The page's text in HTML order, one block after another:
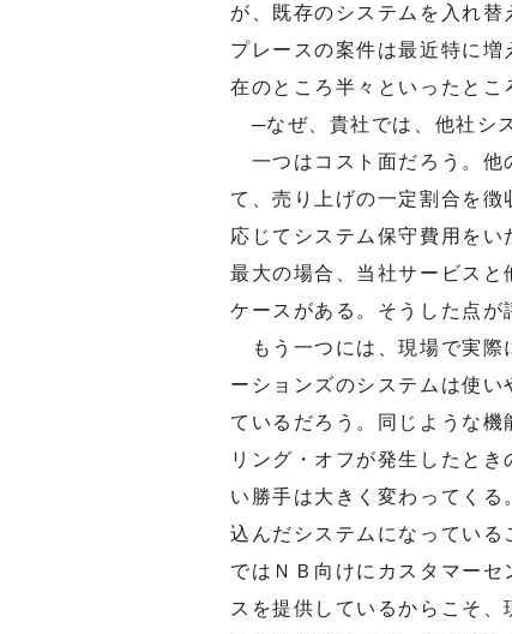
が、既存のシステムを入れ替
プレースの案件は最近特に
在のところ半々といったとこ
─なぜ、貴社では、他社シ
一つはコスト面だろう。他
て、売り上げの一定割合を
応じてシステム保守費用をい
最大の場合、当社サービス
ケースがある。そうした点が
もう一つには、現場で実際
ーションズのシステムは使
ているだろう。同じような
リング・オフが発生したと
い勝手は大きく変わってくる
込んだシステムになってい
ではＮＢ向けにカスタマー
スを提供しているからこそ